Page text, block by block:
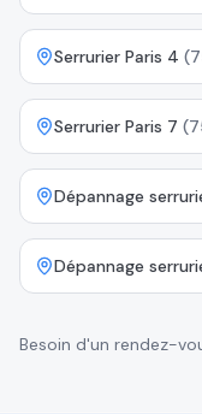
Serrurier Paris 4 (
Serrurier Paris 7 (
Dépannage
Dépannage
Besoin d'un rendez-